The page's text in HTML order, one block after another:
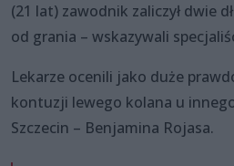
(21 lat) zawodnik zaliczył dwie
od grania – wskazywali
Lekarze ocenili jako duże
kontuzji lewego kolana u
Szczecin – Benjamina Rojasa.